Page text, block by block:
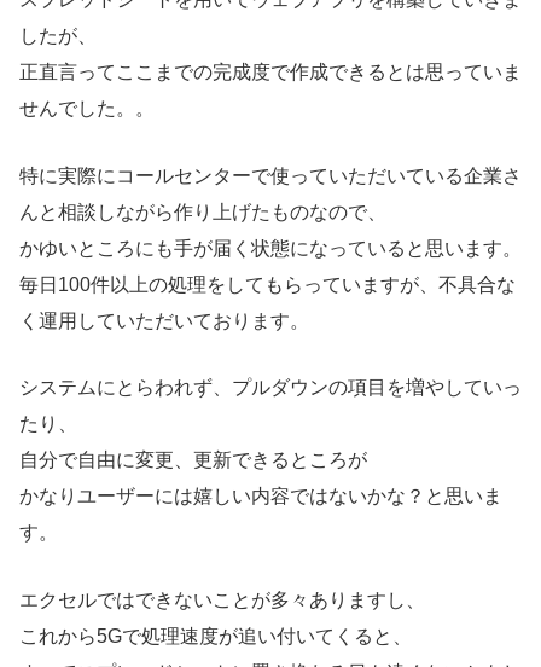
したが、
正直言ってここまでの完成度で作成できるとは思っていま
せんでした。。
特に実際にコールセンターで使っていただいている企業さ
んと相談しながら作り上げたものなので、
かゆいところにも手が届く状態になっていると思います。
毎日100件以上の処理をしてもらっていますが、不具合な
く運用していただいております。
システムにとらわれず、プルダウンの項目を増やしていっ
たり、
自分で自由に変更、更新できるところが
かなりユーザーには嬉しい内容ではないかな？と思いま
す。
エクセルではできないことが多々ありますし、
これから5Gで処理速度が追い付いてくると、